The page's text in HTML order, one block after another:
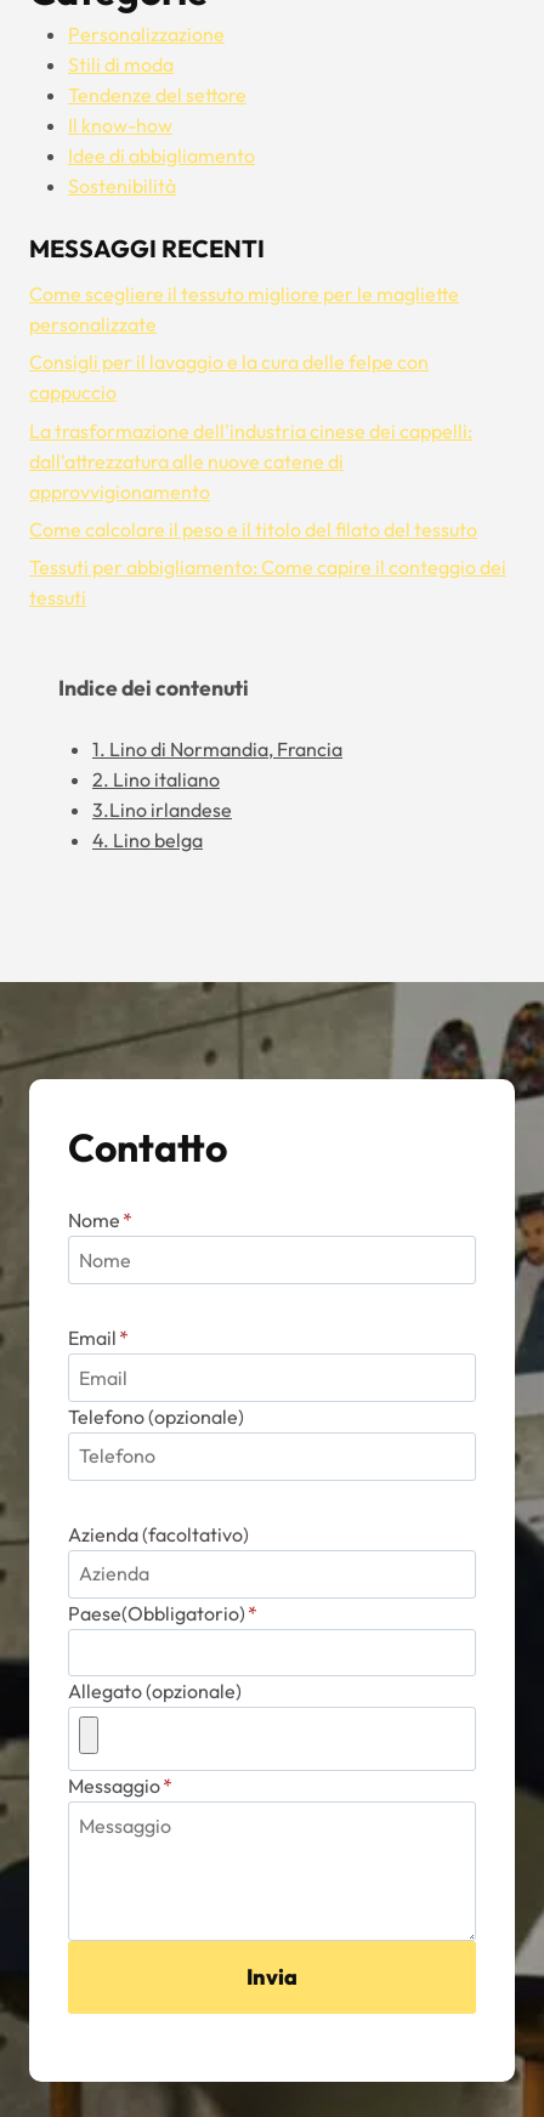
Personalizzazione
Stili di moda
Tendenze del settore
Il know-how
Idee di abbigliamento
Sostenibilità
MESSAGGI RECENTI
Come scegliere il tessuto migliore per le magliette
personalizzate
Consigli per il lavaggio e la cura delle felpe con
cappuccio
La trasformazione dell'industria cinese dei cappelli:
dall'attrezzatura alle nuove catene di
approvvigionamento
Come calcolare il peso e il titolo del filato del tessuto
Tessuti per abbigliamento: Come capire il conteggio dei
tessuti
Indice dei contenuti
1. Lino di Normandia, Francia
2. Lino italiano
3.Lino irlandese
4. Lino belga
Contatto
Nome *
Email *
Telefono (opzionale)
Azienda (facoltativo)
Paese(Obbligatorio) *
Allegato (opzionale)
Messaggio*
Invia